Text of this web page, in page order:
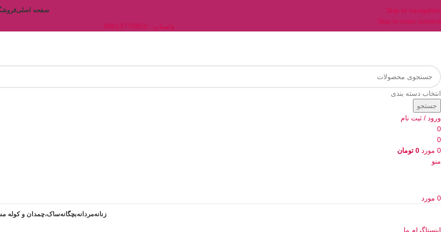
Skip to navigation
Skip to main content
صفحه اصلی
واتساپ : 09013770852
انتخاب دسته بندی
جستجو
ورود / ثبت نام
0
0
0 مورد 0 تومان
منو
0 مورد
زنانهمردانهبچگانهساک،چمدان و کوله
اینستاگرام ما